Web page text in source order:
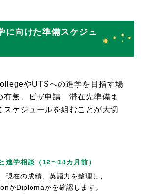
に向けた準備スケジュ
やUTSへの進学を目指す場
有無、ビザ申請、滞在先準備ま
スケジュールを組むことが大切
進学相談（12〜18カ月前）
現在の成績、英語力を整理し、
かDiplomaかを確認します。